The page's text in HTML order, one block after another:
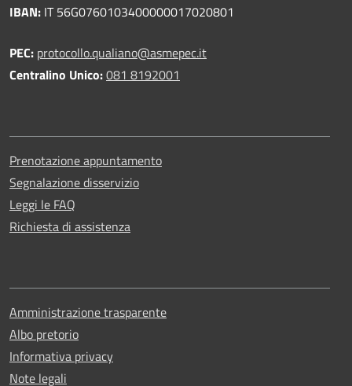
IBAN: IT 56G0760103400000017020801
PEC: protocollo.qualiano@asmepec.it
Centralino Unico:081 8192001
Prenotazione appuntamento
Segnalazione disservizio
Leggi le FAQ
Richiesta di assistenza
Amministrazione trasparente
Albo pretorio
Informativa privacy
Note legali